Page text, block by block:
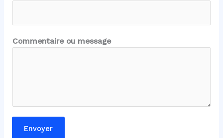
o
t
a
Commentaire ou message
Envoyer